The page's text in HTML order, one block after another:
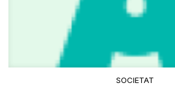
SOCIETAT